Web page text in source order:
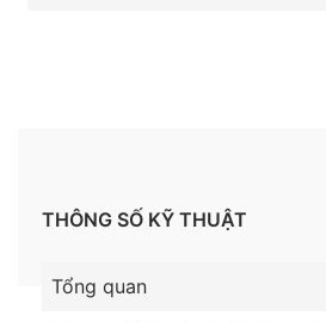
THÔNG SỐ KỸ THUẬT
Tổng quan